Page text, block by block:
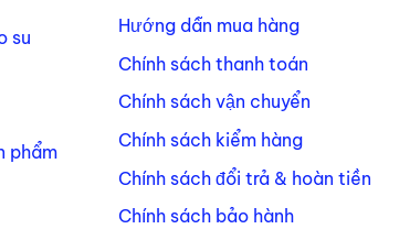
su
phẩm
Hướng dẫn mua hàng
Chính sách thanh toán
Chính sách vận chuyển
Chính sách kiểm hàng
Chính sách đổi trả & hoàn tiền
Chính sách bảo hành